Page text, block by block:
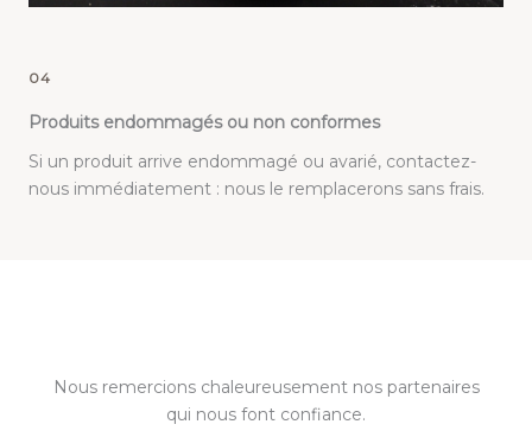
04
Produits endommagés ou non conformes
Si un produit arrive endommagé ou avarié, contactez-
nous immédiatement : nous le remplacerons sans frais.
Nous remercions chaleureusement nos partenaires
qui nous font confiance.